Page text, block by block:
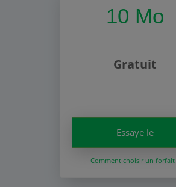
10 Mo
Gratuit
Essaye le
Comment choisir un forfait